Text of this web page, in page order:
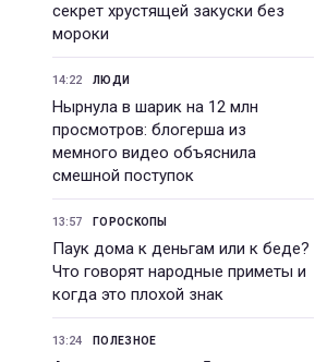
секрет хрустящей закуски без
мороки
14:22 ЛЮДИ
Нырнула в шарик на 12 млн
просмотров: блогерша из
мемного видео объяснила
смешной поступок
13:57 ГОРОСКОПЫ
Паук дома к деньгам или к беде?
Что говорят народные приметы и
когда это плохой знак
13:24 ПОЛЕЗНОЕ